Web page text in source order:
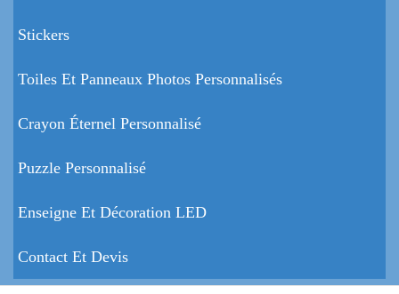
Stickers
Toiles Et Panneaux Photos Personnalisés
Crayon Éternel Personnalisé
Puzzle Personnalisé
Enseigne Et Décoration LED
Contact Et Devis